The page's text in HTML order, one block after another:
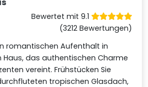
Bewertet mit 9.1
(3212 Bewertungen)
romantischen Aufenthalt in
Haus, das authentischen Charme
vereint. Frühstücken Sie
tropischen Glasdach,